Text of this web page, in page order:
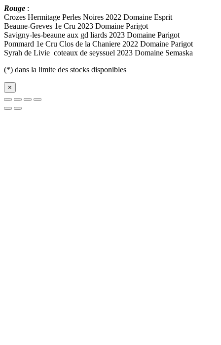
Rouge :
Crozes Hermitage Perles Noires 2022 Domaine Esprit
Beaune-Greves 1e Cru 2023 Domaine Parigot
Savigny-les-beaune aux gd liards 2023 Domaine Parigot
Pommard 1e Cru Clos de la Chaniere 2022 Domaine Parigot
Syrah de Livie coteaux de seyssuel 2023 Domaine Semaska
(*) dans la limite des stocks disponibles
×